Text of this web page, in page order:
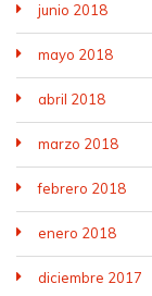
junio 2018
mayo 2018
abril 2018
marzo 2018
febrero 2018
enero 2018
diciembre 2017